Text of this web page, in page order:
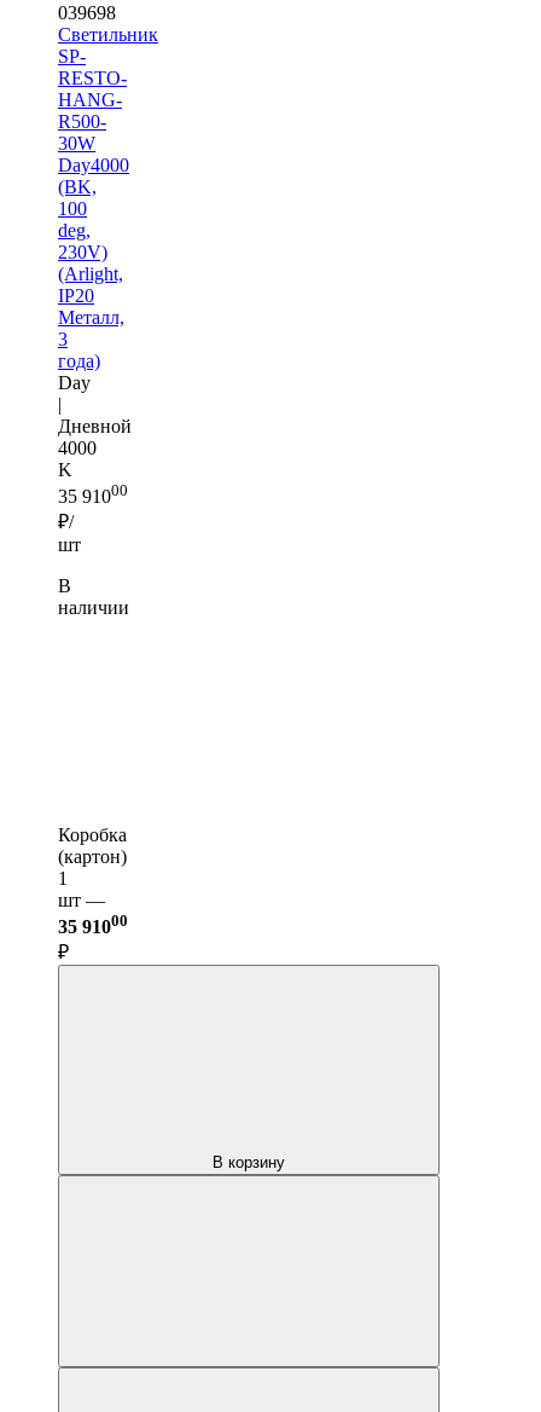
039698
Светильник
SP-
RESTO-
HANG-
R500-
30W
Day4000
(BK,
100
deg,
230V)
(Arlight,
IP20
Металл,
3
года)
Day
|
Дневной
4000
K
35 91000
₽/
шт
В
наличии
Коробка
(картон)
1
шт —
35 91000
₽
В корзину